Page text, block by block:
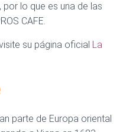
lo que es una de las
CAFE.
su página oficial La
parte de Europa oriental